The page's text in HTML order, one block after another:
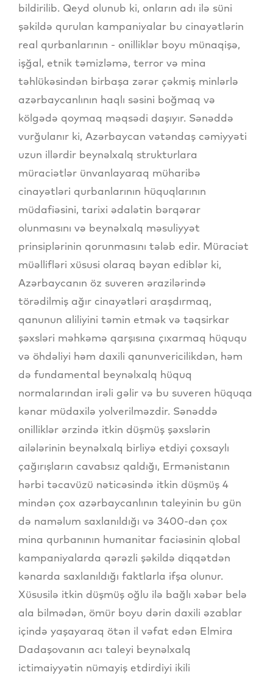
bildirilib. Qeyd olunub ki, onların adı ilə süni
şəkildə qurulan kampaniyalar bu cinayətlərin
real qurbanlarının - onilliklər boyu münaqişə,
işğal, etnik təmizləmə, terror və mina
təhlükəsindən birbaşa zərər çəkmiş minlərlə
azərbaycanlının haqlı səsini boğmaq və
kölgədə qoymaq məqsədi daşıyır. Sənəddə
vurğulanır ki, Azərbaycan vətəndaş cəmiyyəti
uzun illərdir beynəlxalq strukturlara
müraciətlər ünvanlayaraq müharibə
cinayətləri qurbanlarının hüquqlarının
müdafiəsini, tarixi ədalətin bərqərar
olunmasını və beynəlxalq məsuliyyət
prinsiplərinin qorunmasını tələb edir. Müraciət
müəllifləri xüsusi olaraq bəyan ediblər ki,
Azərbaycanın öz suveren ərazilərində
törədilmiş ağır cinayətləri araşdırmaq,
qanunun aliliyini təmin etmək və təqsirkar
şəxsləri məhkəmə qarşısına çıxarmaq hüququ
və öhdəliyi həm daxili qanunvericilikdən, həm
də fundamental beynəlxalq hüquq
normalarından irəli gəlir və bu suveren hüquqa
kənar müdaxilə yolverilməzdir. Sənəddə
onilliklər ərzində itkin düşmüş şəxslərin
ailələrinin beynəlxalq birliyə etdiyi çoxsaylı
çağırışların cavabsız qaldığı, Ermənistanın
hərbi təcavüzü nəticəsində itkin düşmüş 4
mindən çox azərbaycanlının taleyinin bu gün
də naməlum saxlanıldığı və 3400-dən çox
mina qurbanının humanitar faciəsinin qlobal
kampaniyalarda qərəzli şəkildə diqqətdən
kənarda saxlanıldığı faktlarla ifşa olunur.
Xüsusilə itkin düşmüş oğlu ilə bağlı xəbər belə
ala bilmədən, ömür boyu dərin daxili əzablar
içində yaşayaraq ötən il vəfat edən Elmira
Dadaşovanın acı taleyi beynəlxalq
ictimaiyyətin nümayiş etdirdiyi ikili